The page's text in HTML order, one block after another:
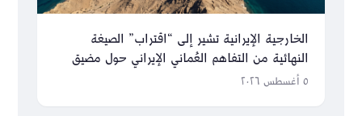
الخارجية الإيرانية تشير إلى “اقتراب” الصيغة
النهائية من التفاهم العُماني الإيراني حول مضيق
هرمز
٥ أغسطس ٢٠٢٦